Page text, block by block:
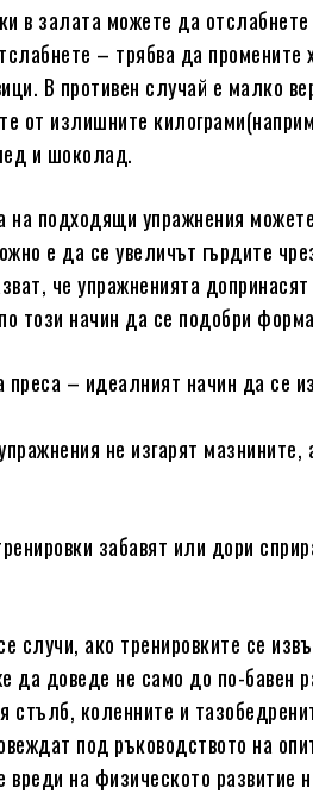
в залата можете да
– трябва да промените
В противен случай е малко
от излишните
и шоколад.
на подходящи упражнения
е да се увеличът гърдите
че упражненията
този начин да се подобри
преса – идеалният начин да се
не изгарят
забавят или дори
случи, ако тренировките се
да доведе не само до по-бавен
стълб, коленните и
под ръководството на
вреди на физическото развитие